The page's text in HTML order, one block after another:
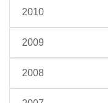
2010
2009
2008